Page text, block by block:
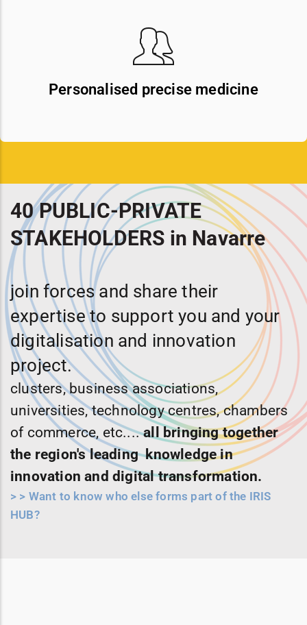
Personalised precise medicine
40 PUBLIC-PRIVATE
STAKEHOLDERS in Navarre
join forces and share their
expertise to support you and your
digitalisation and innovation
project.
clusters, business associations,
universities, technology centres, chambers
of commerce, etc....all bringing together
the region's leading knowledge in
innovation and digital transformation.
> > Want to know who else forms part of the IRIS
HUB?